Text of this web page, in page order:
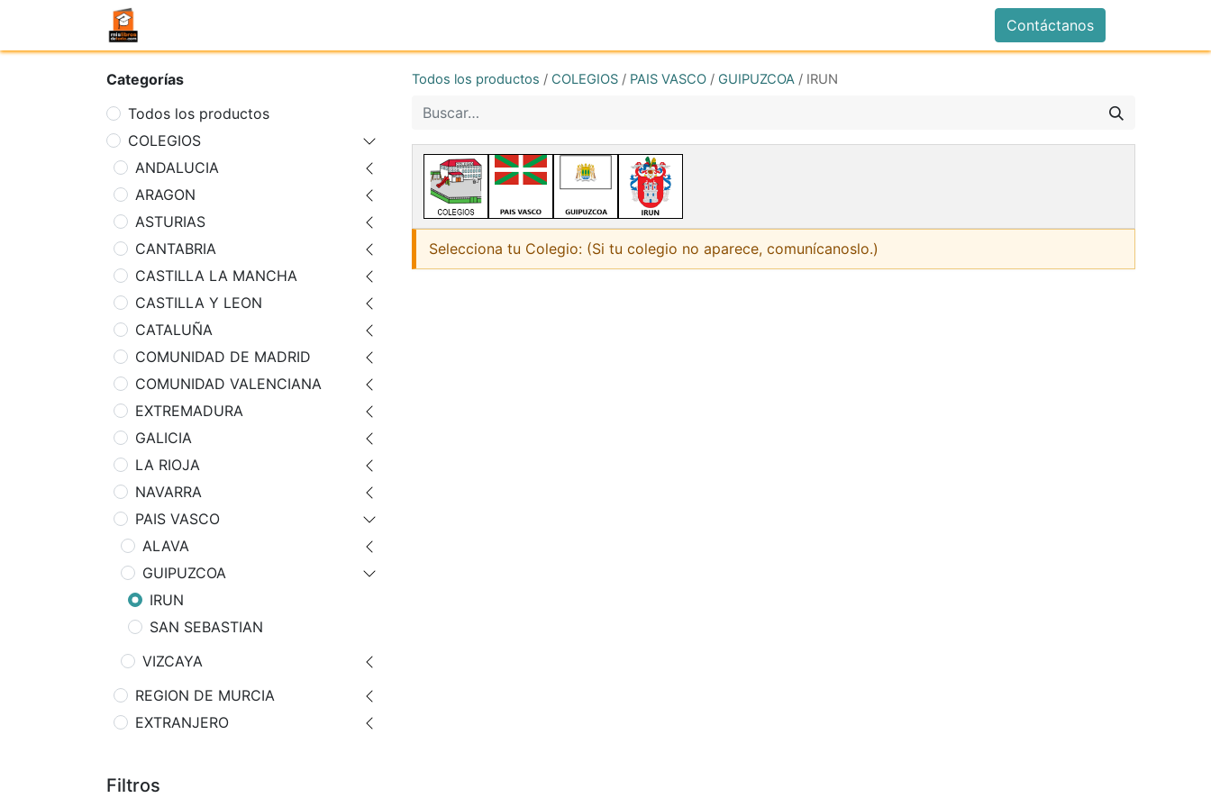
Contáctanos
Categorías
Todos los productos
COLEGIOS
ANDALUCIA
ARAGON
ASTURIAS
CANTABRIA
CASTILLA LA MANCHA
CASTILLA Y LEON
CATALUÑA
COMUNIDAD DE MADRID
COMUNIDAD VALENCIANA
EXTREMADURA
GALICIA
LA RIOJA
NAVARRA
PAIS VASCO
ALAVA
GUIPUZCOA
IRUN
SAN SEBASTIAN
VIZCAYA
REGION DE MURCIA
EXTRANJERO
Filtros
Todos los productos / COLEGIOS / PAIS VASCO / GUIPUZCOA / IRUN
Selecciona tu Colegio: (Si tu colegio no aparece, comunícanoslo.)